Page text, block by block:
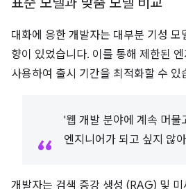
대화에 응한 개발자는 대부분 기성 모
향이 있었습니다. 이를 통해 제한된
사용하여 출시 기간을 최적화할 수 있
'웹 개발 분야에 계속 머물
엔지니어가 되고 싶지 않
개발자는 검색 증강 생성 (RAG) 및